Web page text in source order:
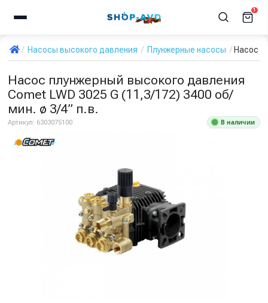
1
Насосы высокого давления Плунжерные насосы Насос
Насос плунжерный высокого давления
Comet LWD 3025 G (11,3/172) 3400 об/
мин. ø 3/4” п.в.
Артикул: 6303075100 В наличии